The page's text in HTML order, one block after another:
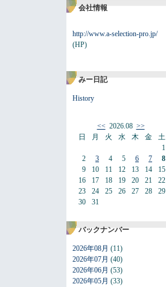
会社情報
http://www.a-selection-pro.jp/
(HP)
みー日記
History
<<2026.08 >>
日
2
9
16
23
30
月
3
10
17
24
31
火
4
11
18
25
水
5
12
19
26
木
6
13
20
27
金
7
14
21
28
土
1
8
15
22
29
バックナンバー
2026年08月 (11)
2026年07月 (40)
2026年06月 (53)
2026年05月 (33)